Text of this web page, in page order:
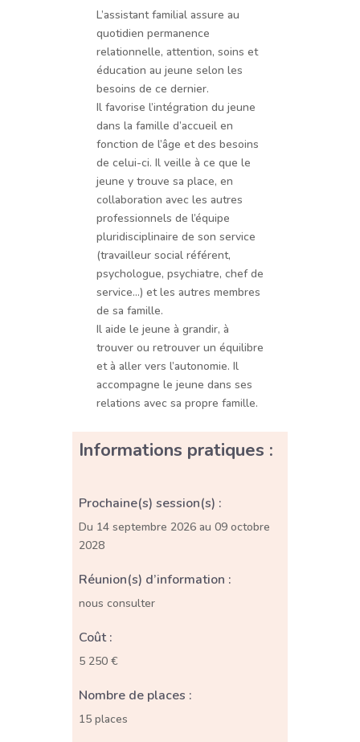
L’assistant familial assure au
quotidien permanence
relationnelle, attention, soins et
éducation au jeune selon les
besoins de ce dernier.
Il favorise l’intégration du jeune
dans la famille d’accueil en
fonction de l’âge et des besoins
de celui-ci. Il veille à ce que le
jeune y trouve sa place, en
collaboration avec les autres
professionnels de l’équipe
pluridisciplinaire de son service
(travailleur social référent,
psychologue, psychiatre, chef de
service…) et les autres membres
de sa famille.
Il aide le jeune à grandir, à
trouver ou retrouver un équilibre
et à aller vers l’autonomie. Il
accompagne le jeune dans ses
relations avec sa propre famille.
Informations pratiques :
Prochaine(s) session(s) :
Du 14 septembre 2026 au 09 octobre
2028
Réunion(s) d’information :
nous consulter
Coût :
5 250 €
Nombre de places :
15 places